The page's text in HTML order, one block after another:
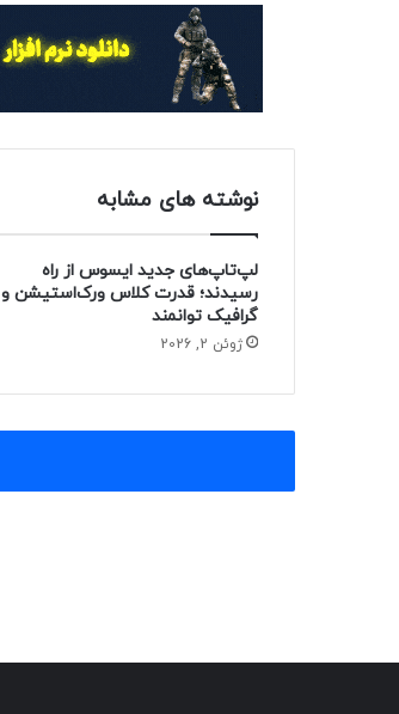
نوشته های مشابه
لپ‌تاپ‌های جدید ایسوس از راه
رسیدند؛ قدرت کلاس ورک‌استیشن و
گرافیک توانمند
ژوئن 2, 2026